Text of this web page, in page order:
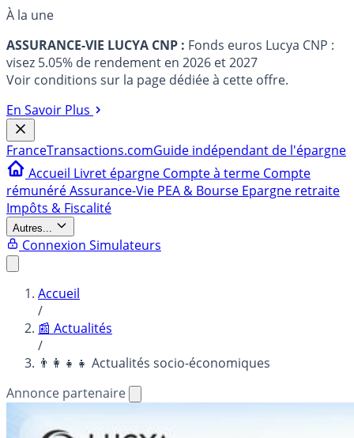
À la une
ASSURANCE-VIE LUCYA CNP : Fonds euros Lucya CNP :
visez 5.05% de rendement en 2026 et 2027
Voir conditions sur la page dédiée à cette offre.
En Savoir Plus
FranceTransactions.comGuide indépendant de l'épargne
Accueil Livret épargne Compte à terme Compte
rémunéréAssurance-Vie PEA & Bourse Epargne retraite
Impôts & Fiscalité
Autres...
Connexion Simulateurs
Accueil
/
📰 Actualités
/
👨‍👩‍👧‍👧 Actualités socio-économiques
Annonce partenaire